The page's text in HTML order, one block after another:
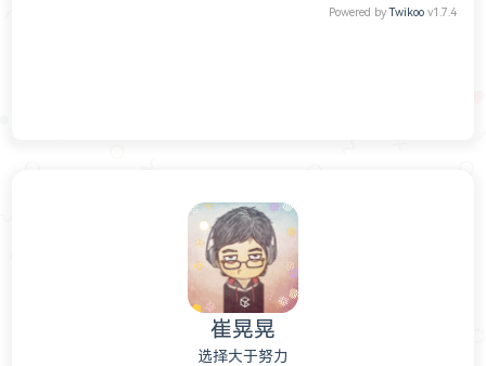
Powered byTwikoo v1.7.4
崔晃晃
选择大于努力